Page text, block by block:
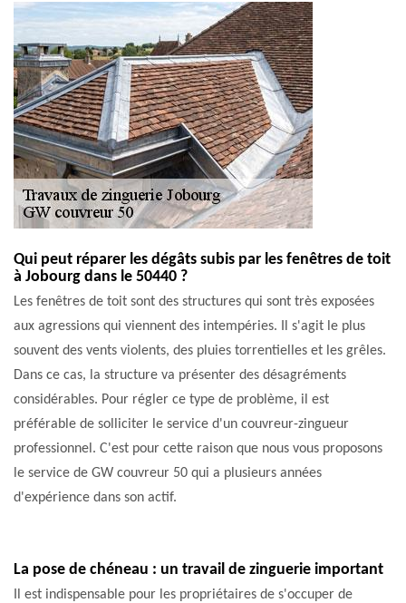
Qui peut réparer les dégâts subis par les fenêtres de toit
à Jobourg dans le 50440 ?
Les fenêtres de toit sont des structures qui sont très exposées
aux agressions qui viennent des intempéries. Il s'agit le plus
souvent des vents violents, des pluies torrentielles et les grêles.
Dans ce cas, la structure va présenter des désagréments
considérables. Pour régler ce type de problème, il est
préférable de solliciter le service d'un couvreur-zingueur
professionnel. C'est pour cette raison que nous vous proposons
le service de GW couvreur 50 qui a plusieurs années
d'expérience dans son actif.
La pose de chéneau : un travail de zinguerie important
Il est indispensable pour les propriétaires de s'occuper de